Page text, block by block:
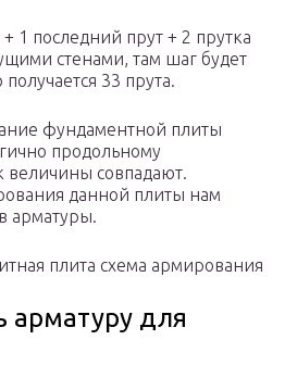
1 последний прут + 2 прутка
стенами, там шаг будет
33 прута.
фундаментной плиты
продольному
величины совпадают.
данной плиты нам
арматуры.
плита схема армирования
арматуру для